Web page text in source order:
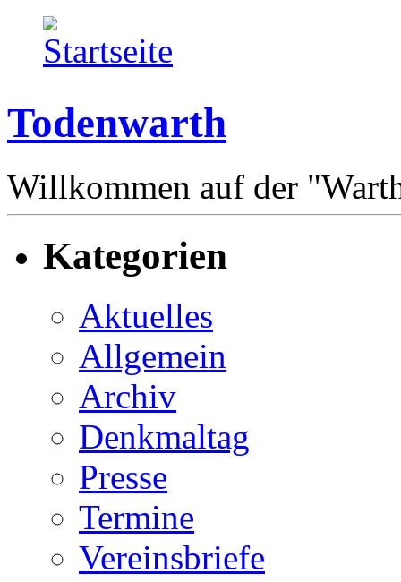
Todenwarth
Willkommen auf der
Kategorien
Aktuelles
Allgemein
Archiv
Denkmaltag
Presse
Termine
Vereinsbriefe